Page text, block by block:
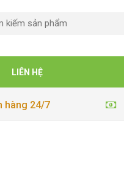
LIÊN HỆ
hàng 24/7